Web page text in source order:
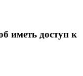
иметь доступ к